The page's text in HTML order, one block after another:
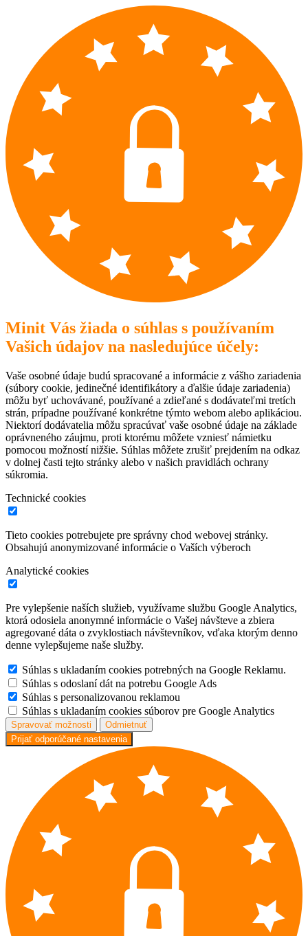
Minit Vás žiada o súhlas s používaním
Vašich údajov na nasledujúce účely:
Vaše osobné údaje budú spracované a informácie z vášho zariadenia
(súbory cookie, jedinečné identifikátory a ďalšie údaje zariadenia)
môžu byť uchovávané, používané a zdieľané s dodávateľmi tretích
strán, prípadne používané konkrétne týmto webom alebo aplikáciou.
Niektorí dodávatelia môžu spracúvať vaše osobné údaje na základe
oprávneného záujmu, proti ktorému môžete vzniesť námietku
pomocou možností nižšie. Súhlas môžete zrušiť prejdením na odkaz
v dolnej časti tejto stránky alebo v našich pravidlách ochrany
súkromia.
Technické cookies
Tieto cookies potrebujete pre správny chod webovej stránky.
Obsahujú anonymizované informácie o Vaších výberoch
Analytické cookies
Pre vylepšenie naších služieb, využívame službu Google Analytics,
ktorá odosiela anonymné informácie o Vašej návšteve a zbiera
agregované dáta o zvyklostiach návštevníkov, vďaka ktorým denno
denne vylepšujeme naše služby.
Súhlas s ukladaním cookies potrebných na Google Reklamu.
Súhlas s odoslaní dát na potrebu Google Ads
Súhlas s personalizovanou reklamou
Súhlas s ukladaním cookies súborov pre Google Analytics
Spravovať možnosti
Odmietnuť
Prijať odporúčané nastavenia